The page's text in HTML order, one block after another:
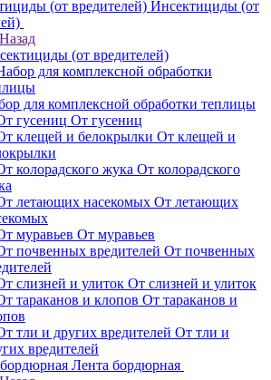
Инсектициды (от
Назад
(от вредителей)
для комплексной обработки теплицы
От гусениц
От клещей и
От колорадского
От летающих
От муравьев
От почвенных
От слизней и улиток
От тараканов и
От тли и
вредителей
Лента бордюрная